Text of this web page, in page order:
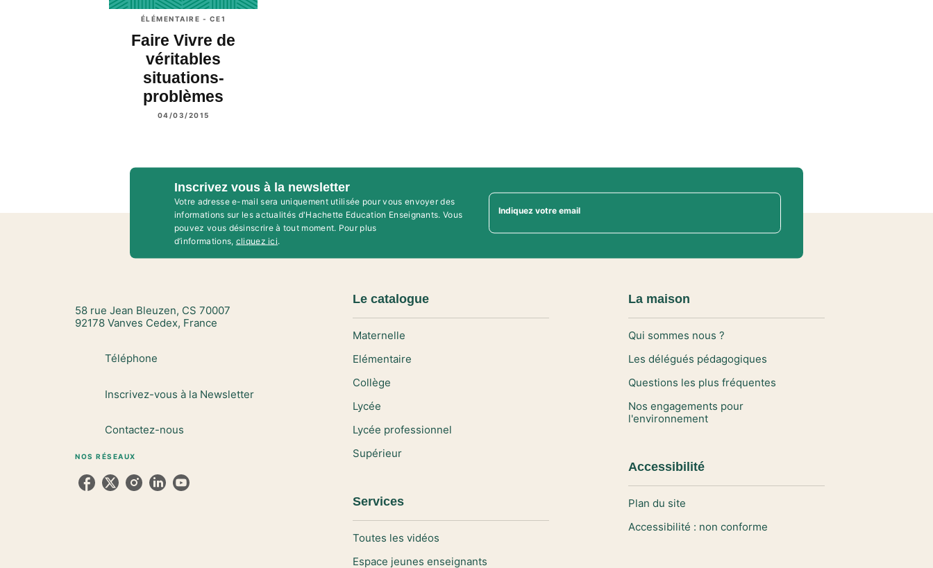
ÉLÉMENTAIRE - CE1
Faire Vivre de
véritables
situations-
problèmes
04/03/2015
Inscrivez vous à la newsletter
Votre adresse e-mail sera uniquement utilisée pour vous envoyer des
informations sur les actualités d'Hachette Education Enseignants. Vous
pouvez vous désinscrire à tout moment. Pour plus
d’informations, cliquez ici.
Indiquez votre email
58 rue Jean Bleuzen, CS 70007
92178 Vanves Cedex, France
Téléphone
Inscrivez-vous à la Newsletter
Contactez-nous
NOS RÉSEAUX
Le catalogue
Maternelle
Elémentaire
Collège
Lycée
Lycée professionnel
Supérieur
Services
Toutes les vidéos
Espace jeunes enseignants
La maison
Qui sommes nous ?
Les délégués pédagogiques
Questions les plus fréquentes
Nos engagements pour
l'environnement
Accessibilité
Plan du site
Accessibilité : non conforme